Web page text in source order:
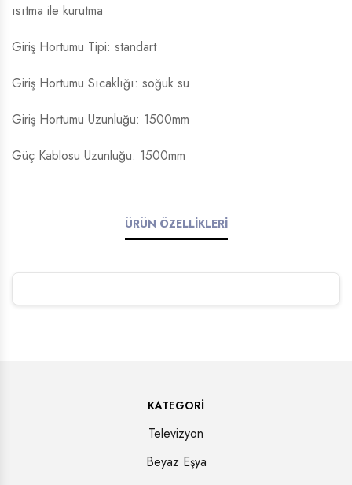
ısıtma ile kurutma
Giriş Hortumu Tipi: standart
Giriş Hortumu Sıcaklığı: soğuk su
Giriş Hortumu Uzunluğu: 1500mm
Güç Kablosu Uzunluğu: 1500mm
ÜRÜN ÖZELLİKLERİ
KATEGORI
Televizyon
Beyaz Eşya